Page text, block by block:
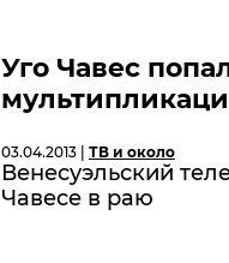
Уго Чавес
03.04.2013 | ТВ и около
Венесуэльский
Чавесе в раю